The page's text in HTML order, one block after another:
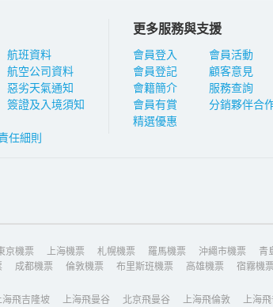
航班資料
航空公司資料
惡劣天氣通知
簽證及入境須知
任細則
更多服務與支援
會員登入
會員登記
會籍簡介
會員有賞
精選優惠
會員活動
顧客意見
服務查詢
分銷夥伴合
京機票 上海機票 札幌機票 羅馬機票 沖繩市機票 青
成都機票 倫敦機票 布里斯班機票 高雄機票 宿霧機
海飛吉隆坡 上海飛曼谷 北京飛曼谷 上海飛倫敦 上海